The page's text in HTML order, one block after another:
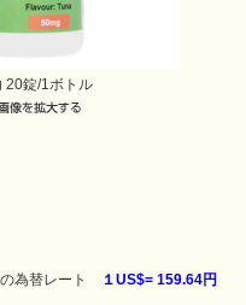
20錠/1ボトル
為替レート １US$= 159.64円